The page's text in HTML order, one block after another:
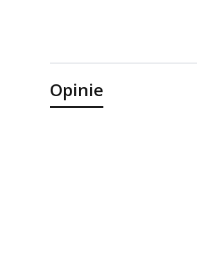
Opinie